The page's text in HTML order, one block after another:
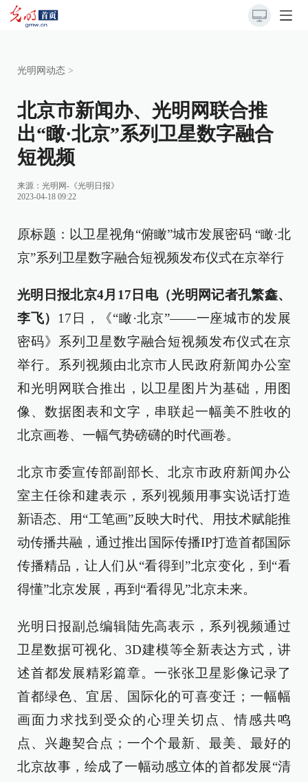
光明网动态 >
北京市新闻办、光明网联合推
出“瞰·北京”系列卫星数字融合
短视频
来源： 光明网-《光明日报》
2023-04-18 09:22
原标题：以卫星视角“俯瞰”城市发展密码 “瞰·北
京”系列卫星数字融合短视频发布仪式在京举行
光明日报北京4月17日电（光明网记者孔繁鑫、
李飞） 17日，《“瞰·北京”——一座城市的发展
密码》系列卫星数字融合短视频发布仪式在京
举行。系列视频由北京市人民政府新闻办公室
和光明网联合推出，以卫星图片为基础，用图
像、数据图表和文字，串联起一幅美不胜收的
北京画卷、一幅气势磅礴的时代画卷。
北京市委宣传部副部长、北京市政府新闻办公
室主任徐和建表示，系列视频用事实说话打造
新语态、用“工笔画”反映大时代、用技术赋能推
动传播共融，通过推出国际传播IP打造首都国际
传播精品，让人们从“看得到”北京变化，到“看
得懂”北京发展，再到“看得见”北京未来。
光明日报副总编辑陆先高表示，系列视频通过
卫星数据可视化、3D建模等全新表达方式，讲
述首都发展精彩篇章。一张张卫星影像记录了
首都绿色、宜居、国际化的可喜变迁；一幅幅
画面力求找到受众的心理关切点、情感共鸣
点、兴趣契合点；一个个最新、最美、最好的
北京故事，绘成了一幅动感立体的首都发展“清